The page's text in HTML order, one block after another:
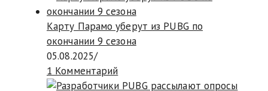
Карту Парамо уберут из PUBG по
окончании 9 сезона
05.08.2025/
1 Комментарий